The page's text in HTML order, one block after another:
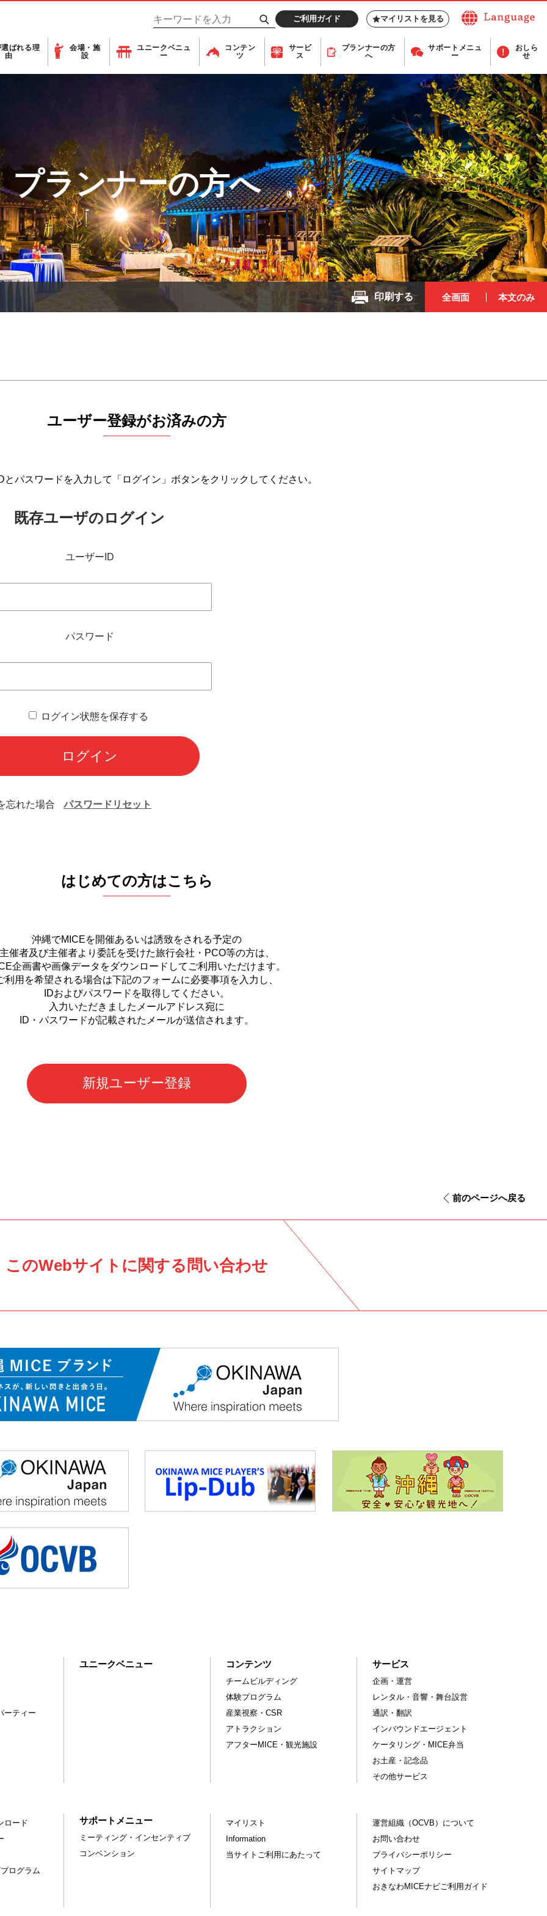
ご利用ガイド マイリストを見る
選ばれる理
由
会場・施
設
ユニークベニュ
ー
コンテン
ツ
サービ
ス
プランナーの方
へ
サポート メニュ
ー
おしら
せ
プランナーの方へ
印刷する 全画面 本文のみ
ユーザー登録がお済みの方
とパスワードを入力して「ログイン」ボタンをクリックしてください。
既存ユーザのログイン
ユーザーID
パスワード
ログイン状態を保存する
忘れた場合 パスワードリセット
はじめての方はこちら
沖縄でMICEを開催あるいは誘致をされる予定の
催者及び主催者より委託を受けた旅行会社・PCO等の方は、
企画書や画像データをダウンロードしてご利用いただけます。
利用を希望される場合は下記のフォームに必要事項を入力し、
IDおよびパスワードを取得してください。
入力いただきましたメールアドレス宛に
ID・パスワードが記載されたメールが送信されます。
新規ユーザー登録
前のページへ戻る
このWebサイトに関する問い合わせ
ーティー
ユニークベニュー コンテンツ
チームビルディング
体験プログラム
産業視察・CSR
アトラクション
アフターMICE・観光施設
サービス
企画・運営
レンタル・音響・舞台設営
通訳・翻訳
インバウンドエージェント
ケータリング・MICE弁当
お土産・記念品
その他サービス
ロード
ログラム
サポートメニュー
ミーティング・インセンティブ
コンベンション
マイリスト
Information
当サイトご利用にあたって
運営組織（OCVB）について
お問い合わせ
プライバシーポリシー
サイトマップ
おきなわMICEナビご利用ガイド